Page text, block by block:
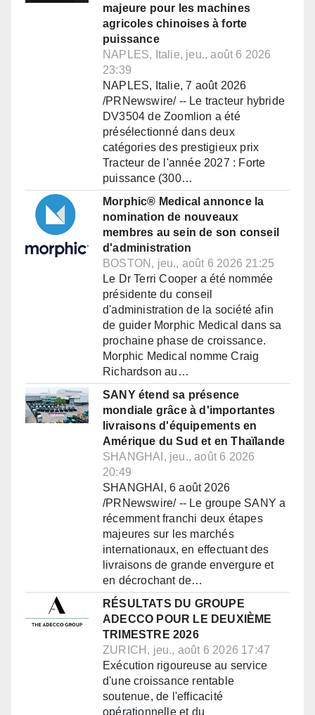
majeure pour les machines
agricoles chinoises à forte
puissance
NAPLES, Italie, jeu., août 6 2026
23:39
NAPLES, Italie, 7 août 2026
/PRNewswire/ -- Le tracteur hybride
DV3504 de Zoomlion a été
présélectionné dans deux
catégories des prestigieux prix
Tracteur de l'année 2027 : Forte
puissance (300…
Morphic® Medical annonce la
nomination de nouveaux
membres au sein de son conseil
d'administration
BOSTON, jeu., août 6 2026 21:25
Le Dr Terri Cooper a été nommée
présidente du conseil
d'administration de la société afin
de guider Morphic Medical dans sa
prochaine phase de croissance.
Morphic Medical nomme Craig
Richardson au…
SANY étend sa présence
mondiale grâce à d'importantes
livraisons d'équipements en
Amérique du Sud et en Thaïlande
SHANGHAI, jeu., août 6 2026
20:49
SHANGHAI, 6 août 2026
/PRNewswire/ -- Le groupe SANY a
récemment franchi deux étapes
majeures sur les marchés
internationaux, en effectuant des
livraisons de grande envergure et
en décrochant de…
RÉSULTATS DU GROUPE
ADECCO POUR LE DEUXIÈME
TRIMESTRE 2026
ZURICH, jeu., août 6 2026 17:47
Exécution rigoureuse au service
d'une croissance rentable
soutenue, de l'efficacité
opérationnelle et du